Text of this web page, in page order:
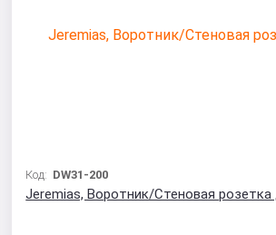
Код: DW31-200
Jeremias, Воротник/Стеновая